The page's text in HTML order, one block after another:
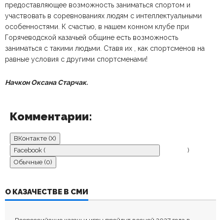
предоставляющее возможность заниматься спортом и
участвовать в соревнованиях людям с интеллектуальными
особенностями. К счастью, в нашем конном клубе при
Горячеводской казачьей общине есть возможность
заниматься с такими людьми. Ставя их , как спортсменов на
равные условия с другими спортсменами!
Начкон Оксана Старчак.
Комментарии:
ВКонтакте (X)
Facebook (
)
Обычные (0)
Пока нет комментариев.
О КАЗАЧЕСТВЕ В СМИ